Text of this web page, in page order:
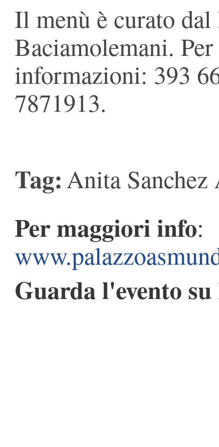
Il menù è curato
Baciamolemani.
informazioni: 393
7871913.
Tag:Anita
Per maggiori info:
Guarda l'evento su